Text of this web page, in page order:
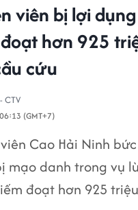
viên bị lợi
hơn 925
cứu
CTV
(GMT+7)
Cao Hải Ninh
mạo danh trong vụ
đoạt hơn 925